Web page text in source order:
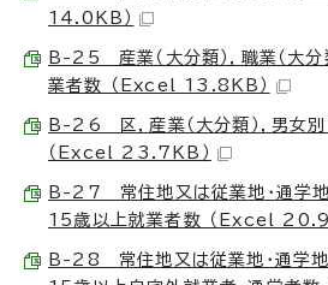
14.0KB）
B-25 産業（大分類），職業（大分
業者数 （Excel 13.8KB）
B-26 区，産業（大分類），男女
（Excel 23.7KB）
B-27 常住地又は従業地・通学
15歳以上就業者数 （Excel
B-28 常住地又は従業地・通学地